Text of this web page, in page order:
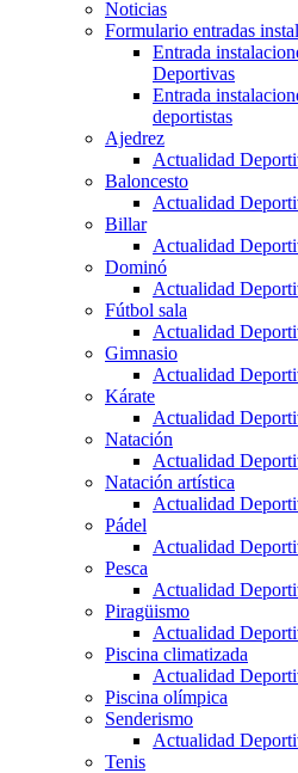
Noticias
Formulario entradas
Entrada
Deportivas
Entrada
deportistas
Ajedrez
Actualidad
Baloncesto
Actualidad
Billar
Actualidad
Dominó
Actualidad
Fútbol sala
Actualidad
Gimnasio
Actualidad
Kárate
Actualidad
Natación
Actualidad
Natación artística
Actualidad
Pádel
Actualidad
Pesca
Actualidad
Piragüismo
Actualidad
Piscina climatizada
Actualidad
Piscina olímpica
Senderismo
Actualidad
Tenis